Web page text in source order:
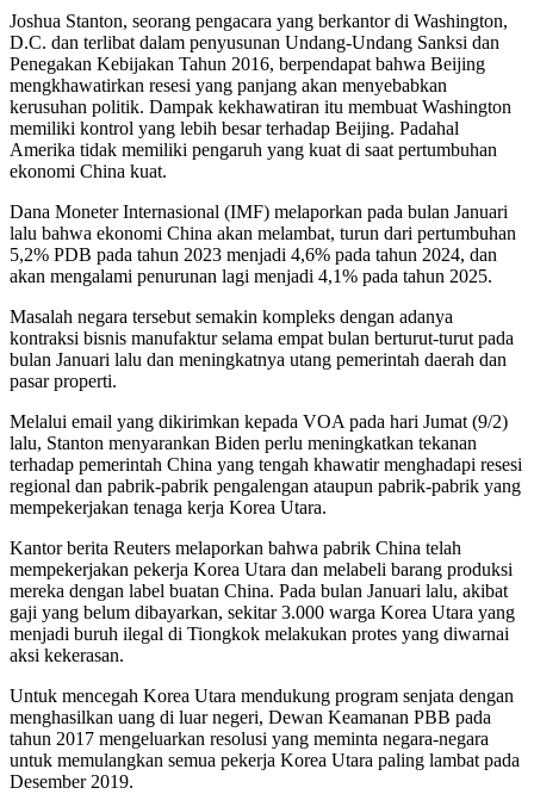
Joshua Stanton, seorang pengacara yang berkantor di Washington,
D.C. dan terlibat dalam penyusunan Undang-Undang Sanksi dan
Penegakan Kebijakan Tahun 2016, berpendapat bahwa Beijing
mengkhawatirkan resesi yang panjang akan menyebabkan
kerusuhan politik. Dampak kekhawatiran itu membuat Washington
memiliki kontrol yang lebih besar terhadap Beijing. Padahal
Amerika tidak memiliki pengaruh yang kuat di saat pertumbuhan
ekonomi China kuat.
Dana Moneter Internasional (IMF) melaporkan pada bulan Januari
lalu bahwa ekonomi China akan melambat, turun dari pertumbuhan
5,2% PDB pada tahun 2023 menjadi 4,6% pada tahun 2024, dan
akan mengalami penurunan lagi menjadi 4,1% pada tahun 2025.
Masalah negara tersebut semakin kompleks dengan adanya
kontraksi bisnis manufaktur selama empat bulan berturut-turut pada
bulan Januari lalu dan meningkatnya utang pemerintah daerah dan
pasar properti.
Melalui email yang dikirimkan kepada VOA pada hari Jumat (9/2)
lalu, Stanton menyarankan Biden perlu meningkatkan tekanan
terhadap pemerintah China yang tengah khawatir menghadapi resesi
regional dan pabrik-pabrik pengalengan ataupun pabrik-pabrik yang
mempekerjakan tenaga kerja Korea Utara.
Kantor berita Reuters melaporkan bahwa pabrik China telah
mempekerjakan pekerja Korea Utara dan melabeli barang produksi
mereka dengan label buatan China. Pada bulan Januari lalu, akibat
gaji yang belum dibayarkan, sekitar 3.000 warga Korea Utara yang
menjadi buruh ilegal di Tiongkok melakukan protes yang diwarnai
aksi kekerasan.
Untuk mencegah Korea Utara mendukung program senjata dengan
menghasilkan uang di luar negeri, Dewan Keamanan PBB pada
tahun 2017 mengeluarkan resolusi yang meminta negara-negara
untuk memulangkan semua pekerja Korea Utara paling lambat pada
Desember 2019.